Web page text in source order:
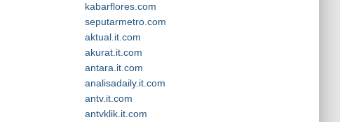
kabarflores.com
seputarmetro.com
aktual.it.com
akurat.it.com
antara.it.com
analisadaily.it.com
antv.it.com
antvklik.it.com